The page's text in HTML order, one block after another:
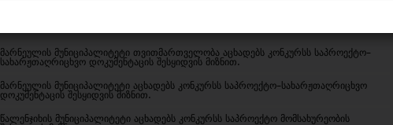
მარნეულის მუნიციპალიტეტი თვითმართველობა აცხადებს კონკურსს საპროექტო–
სახარჟთაღრიცხვო დოკუმენტაცის შესყიდვის მიზნით.
მარნეულის მუნიციპალიტეტი აცხადებს კონკურსს საპროექტო–სახარჟთაღრიცხვო
დოკუმენტაცის შესყიდვის მიზნით.
წალენჯიხის მუნიციპალიტეტი აცხადებს კონკურსს საპროექტო მომსახურეობის